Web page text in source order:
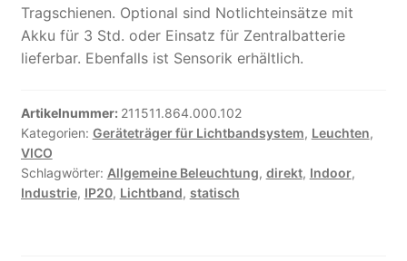
Tragschienen. Optional sind Notlichteinsätze mit
Akku für 3 Std. oder Einsatz für Zentralbatterie
lieferbar. Ebenfalls ist Sensorik erhältlich.
Artikelnummer: 211511.864.000.102
Kategorien: Geräteträger für Lichtbandsystem, Leuchten,
VICO
Schlagwörter: Allgemeine Beleuchtung, direkt, Indoor,
Industrie, IP20, Lichtband, statisch